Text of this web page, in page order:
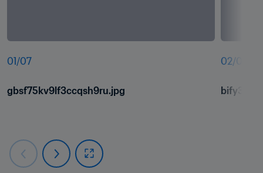
01 /07
gbsf75kv9lf3ccqsh9ru.jpg
02/07